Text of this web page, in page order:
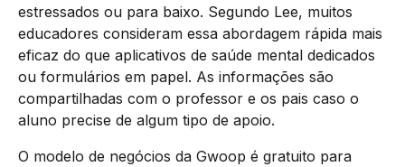
estressados ou para baixo. Segundo Lee, muitos
educadores consideram essa abordagem rápida mais
eficaz do que aplicativos de saúde mental dedicados
ou formulários em papel. As informações são
compartilhadas com o professor e os pais caso o
aluno precise de algum tipo de apoio.
O modelo de negócios da Gwoop é gratuito para